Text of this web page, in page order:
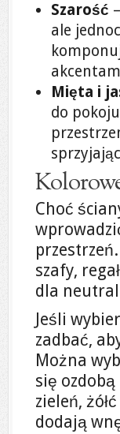
Szarość
ale
Mięta i
do
Choć
szafy,
dla
Jeśli
zadbać,
Można
się
zieleń,
dodają